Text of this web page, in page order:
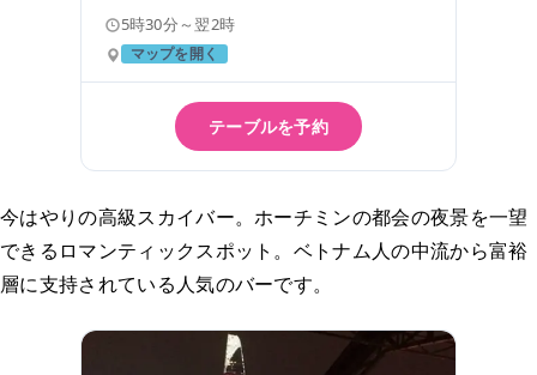
5時30分～翌2時
マップを開く
テーブルを予約
今はやりの高級スカイバー。ホーチミンの都会の夜景を一望
できるロマンティックスポット。ベトナム人の中流から富裕
層に支持されている人気のバーです。